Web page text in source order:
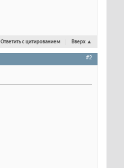
Ответить с цитированием Вверх ▲
#2